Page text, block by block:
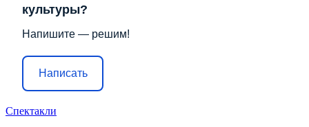
культуры?
Напишите — решим!
Написать
Спектакли